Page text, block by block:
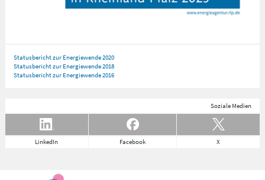
Statusbericht zur Energiewende 2020
Statusbericht zur Energiewende 2018
Statusbericht zur Energiewende 2016
Soziale Medien
LinkedIn Facebook X